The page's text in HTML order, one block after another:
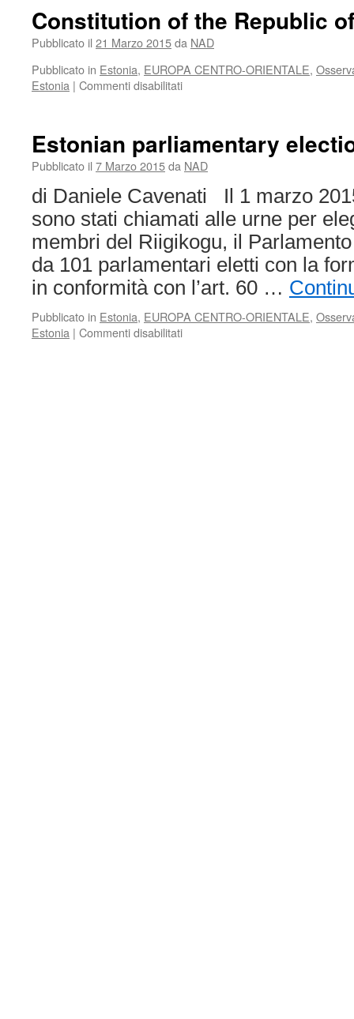
Constitution of the Republic
Pubblicato il 21 Marzo 2015da NAD
Pubblicato in Estonia, EUROPA CENTRO-ORIENTALE,
Estonia | Commenti disabilitatisu
Republic
of
Estonian parliamentary
Pubblicato il 7 Marzo 2015da NAD
di Daniele Cavenati Il 1 marzo
sono stati chiamati alle urne per
membri del Riigikogu, il
da 101 parlamentari eletti con la
in conformità con l’art. 60 …
Pubblicato in Estonia, EUROPA CENTRO-ORIENTALE,
Estonia | Commenti disabilitatisu